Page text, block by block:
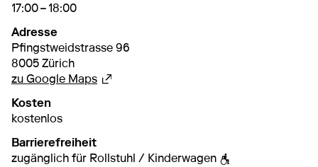
17:00 – 18:00
Adresse
Pfingstweidstrasse 96
8005 Zürich
zu Google MapsExterner Link
Kosten
kostenlos
Barrierefreiheit
zugänglich für Rollstuhl / Kinderwagen